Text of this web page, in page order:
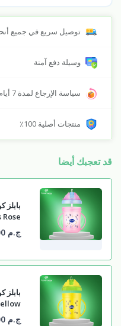
توصيل سريع في جميع
وسيلة دفع آمنة
سياسة الإرجاع لمدة 7 أيام
منتجات أصلية 100٪
قد تعجبك أيضا
ج.م 165.00
ج.م 165.00